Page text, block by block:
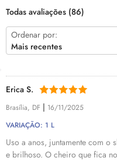
Todas avaliações (86)
Ordenar por:
Mais recentes
Erica S.
Brasília, DF | 16/11/2025
VARIAÇÃO: 1 L
Uso a anos, juntamente com
e brilhoso. O cheiro que fica